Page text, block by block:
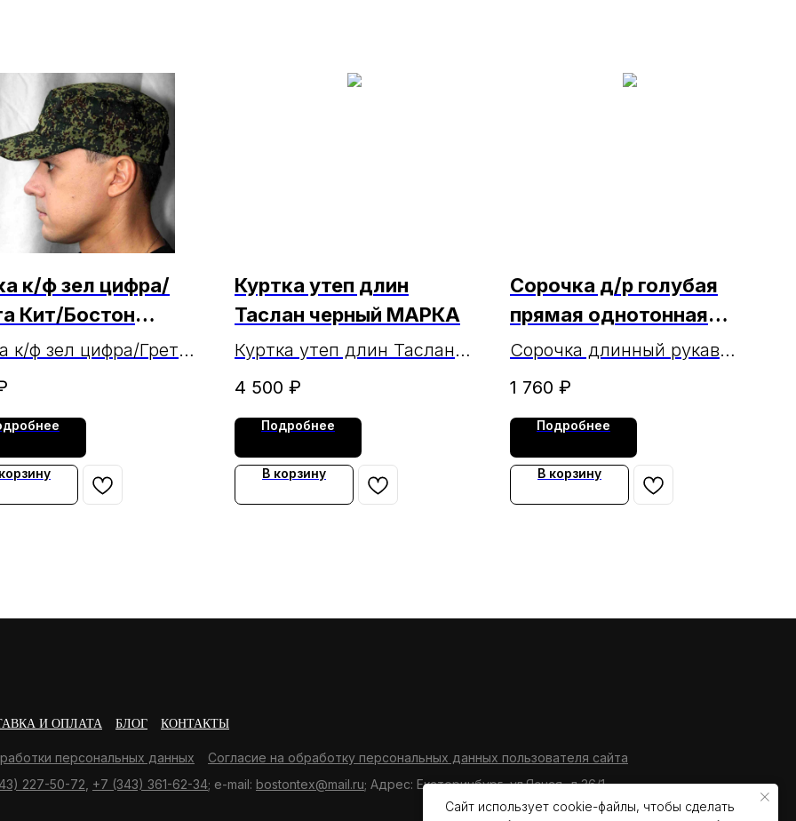
к/ф зел цифра/
Кит/Бостон
(ЧЗ
к/ф зел цифра/Грета
Куртка утеп длин
Таслан черный МАРКА
Куртка утеп длин Таслан
черный МАРКА
4 500 ₽
Подробнее
В корзину
Сорочка д/р голубая
прямая однотонная
МАРКА
Сорочка длинный рукав
голубая однотонная
1 760 ₽
Подробнее
В корзину
И ОПЛАТА БЛОГ КОНТАКТЫ
персональных данных
Согласие на обработку персональных данных пользователя сайта
227-50-72 +7 (343) 361-62-34; e-mail: bostontex@mail.ru; Адрес: Екатеринбург, ул.Ясная, д.36/1
Сайт использует cookie-файлы, чтобы сделать